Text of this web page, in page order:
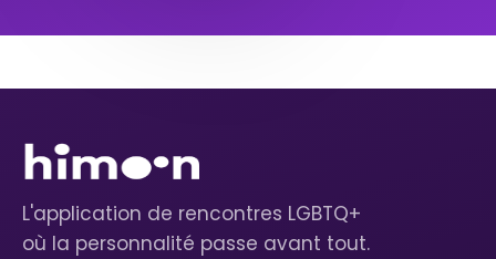
L'application de rencontres LGBTQ+
où la personnalité passe avant tout.